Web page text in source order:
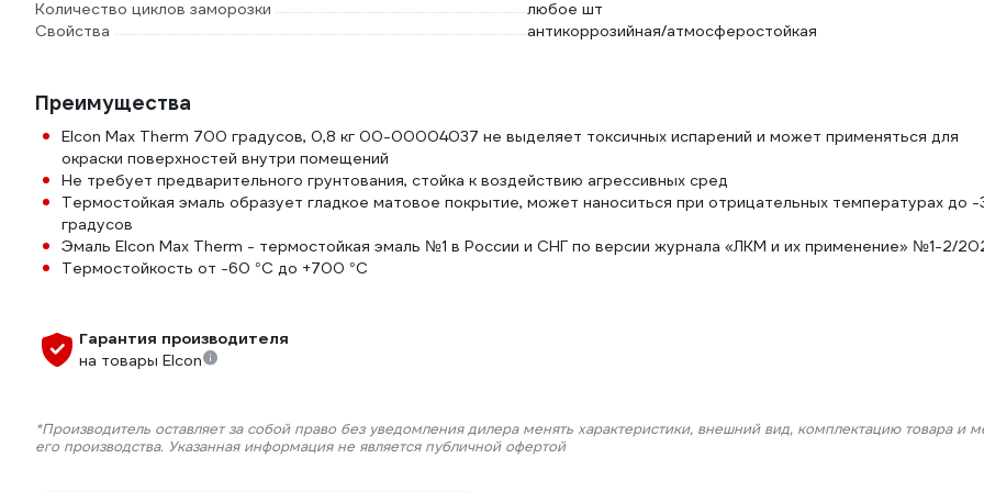
Количество циклов заморозки
любое шт
Свойства
антикоррозийная/атмосферостойкая
Преимущества
Elcon Max Therm 700 градусов, 0,8 кг 00-00004037 не выделяет токсичных испарений и может применяться для
окраски поверхностей внутри помещений
Не требует предварительного грунтования, стойка к воздействию агрессивных сред
Термостойкая эмаль образует гладкое матовое покрытие, может наноситься при отрицательных температурах до
градусов
Эмаль Elcon Max Therm - термостойкая эмаль №1 в России и СНГ по версии журнала «ЛКМ и их применение» №1-2/
Термостойкость от -60 °С до +700 °С
Гарантия производителя
на товары Elcon
*Производитель оставляет за собой право без уведомления дилера менять характеристики, внешний вид, комплектацию товара и
его производства. Указанная информация не является публичной офертой